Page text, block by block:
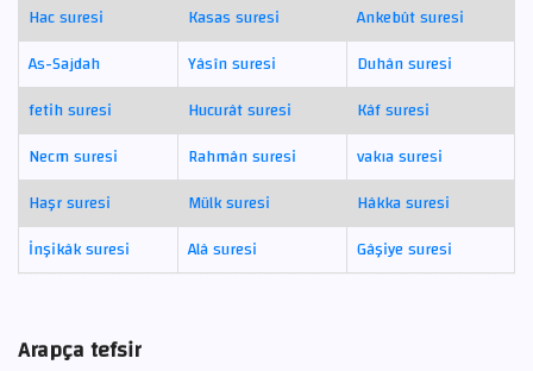
Hac suresi
Kasas suresi
Ankebût suresi
As-Sajdah
Yâsîn suresi
Duhân suresi
fetih suresi
Hucurât suresi
Kâf suresi
Necm suresi
Rahmân suresi
vakıa suresi
Haşr suresi
Mülk suresi
Hâkka suresi
İnşikâk suresi
Alâ suresi Gâşiye suresi
Arapça tefsir